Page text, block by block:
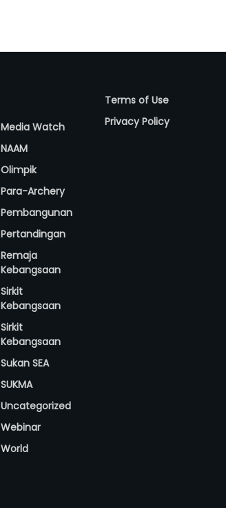
Media Watch
NAAM
Olimpik
Para-Archery
Pembangunan
Pertandingan
Remaja
Kebangsaan
Sirkit
Kebangsaan
Sirkit
Kebangsaan
Sukan SEA
SUKMA
Uncategorized
Webinar
World
Terms of Use
Privacy Policy